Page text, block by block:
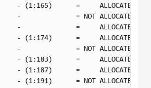
- (1:165)      =
-              = NOT
-              =
- (1:174)      =
-              = NOT
- (1:183)      =
- (1:187)      =
- (1:191)      = NOT